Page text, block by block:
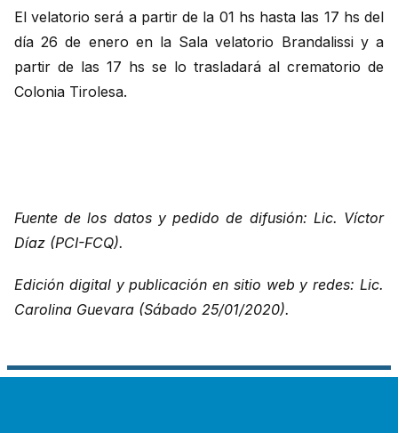
El velatorio será a partir de la 01 hs hasta las 17 hs del
día 26 de enero en la Sala velatorio Brandalissi y a
partir de las 17 hs se lo trasladará al crematorio de
Colonia Tirolesa.
Fuente de los datos y pedido de difusión: Lic. Víctor
Díaz (PCI-FCQ).
Edición digital y publicación en sitio web y redes: Lic.
Carolina Guevara (Sábado 25/01/2020).